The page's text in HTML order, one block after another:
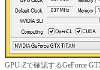
GPU-Zで確認するGeForce